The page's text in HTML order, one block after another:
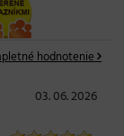
hodnotenie
03. 06. 2026